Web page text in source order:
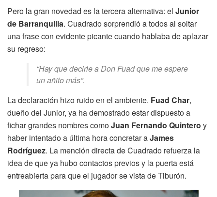
Pero la gran novedad es la tercera alternativa: el Junior
de Barranquilla. Cuadrado sorprendió a todos al soltar
una frase con evidente picante cuando hablaba de aplazar
su regreso:
“Hay que decirle a Don Fuad que me espere
un añito más”.
La declaración hizo ruido en el ambiente. Fuad Char,
dueño del Junior, ya ha demostrado estar dispuesto a
fichar grandes nombres comoJuan Fernando Quintero y
haber intentado a última hora concretar aJames
Rodríguez. La mención directa de Cuadrado refuerza la
idea de que ya hubo contactos previos y la puerta está
entreabierta para que el jugador se vista de Tiburón.